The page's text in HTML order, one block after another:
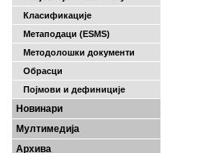
Класификације
Метаподаци (ESMS)
Методолошки документи
Обрасци
Појмови и дефиниције
Новинари
Мултимедија
Архива